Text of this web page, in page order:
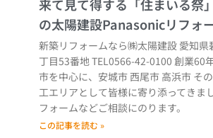
来て見て得する「住まいる祭」
新築リフォームなら㈱太陽建設 愛知県
丁目53番地 TEL0566-42-0100 創業60
市を中心に、安城市 西尾市 高浜市 そ
工エリアとして皆様に寄り添ってきま
フォームなどご相談にのります。
この記事を読む »